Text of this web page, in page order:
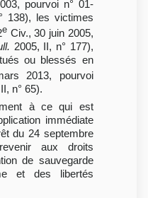
pourvoi n° 01-
138), les victimes
e Civ., 30 juin 2005,
2005, II, n° 177),
ou blessés en
2013, pourvoi
n° 65).
à ce qui est
immédiate
du 24 septembre
aux droits
de sauvegarde
et des libertés